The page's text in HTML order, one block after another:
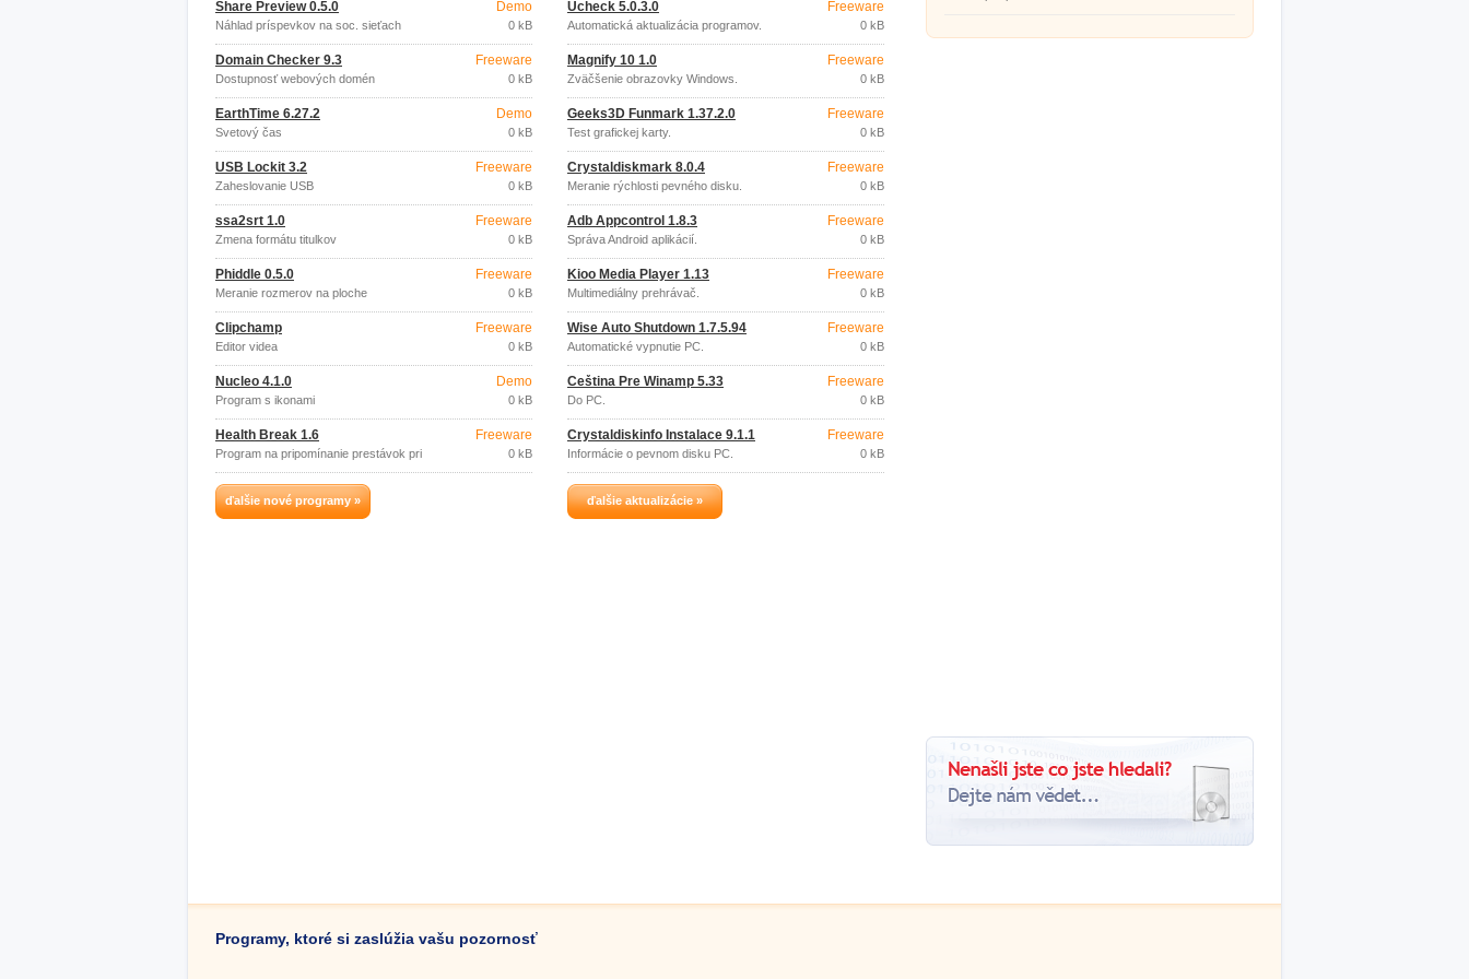
Share Preview 0.5.0
Náhlad príspevkov na soc. sieťach
Demo
0 kB
Domain Checker 9.3
Dostupnosť webových domén
Freeware
0 kB
EarthTime 6.27.2
Svetový čas
Demo
0 kB
USB Lockit 3.2
Zaheslovanie USB
Freeware
0 kB
ssa2srt 1.0
Zmena formátu titulkov
Freeware
0 kB
Phiddle 0.5.0
Meranie rozmerov na ploche
Freeware
0 kB
Clipchamp
Editor videa
Freeware
0 kB
Nucleo 4.1.0
Program s ikonami
Demo
0 kB
Health Break 1.6
Program na pripomínanie prestávok pri
Freeware
0 kB
ďalšie nové programy »
Ucheck 5.0.3.0
Automatická aktualizácia programov.
Freeware
0 kB
Magnify 10 1.0
Zväčšenie obrazovky Windows.
Freeware
0 kB
Geeks3D Funmark 1.37.2.0
Test grafickej karty.
Freeware
0 kB
Crystaldiskmark 8.0.4
Meranie rýchlosti pevného disku.
Freeware
0 kB
Adb Appcontrol 1.8.3
Správa Android aplikácií.
Freeware
0 kB
Kioo Media Player 1.13
Multimediálny prehrávač.
Freeware
0 kB
Wise Auto Shutdown 1.7.5.94
Automatické vypnutie PC.
Freeware
0 kB
Čeština Pre Winamp 5.33
Do PC.
Freeware
0 kB
Crystaldiskinfo Instalace 9.1.1
Informácie o pevnom disku PC.
Freeware
0 kB
ďalšie aktualizácie »
Programy, ktoré si zaslúžia vašu pozornosť